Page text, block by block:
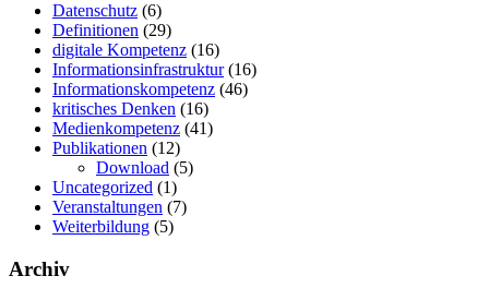
Datenschutz (6)
Definitionen (29)
digitale Kompetenz (16)
Informationsinfrastruktur(16)
Informationskompetenz (46)
kritisches Denken (16)
Medienkompetenz (41)
Publikationen (12)
Download (5)
Uncategorized (1)
Veranstaltungen (7)
Weiterbildung (5)
Archiv